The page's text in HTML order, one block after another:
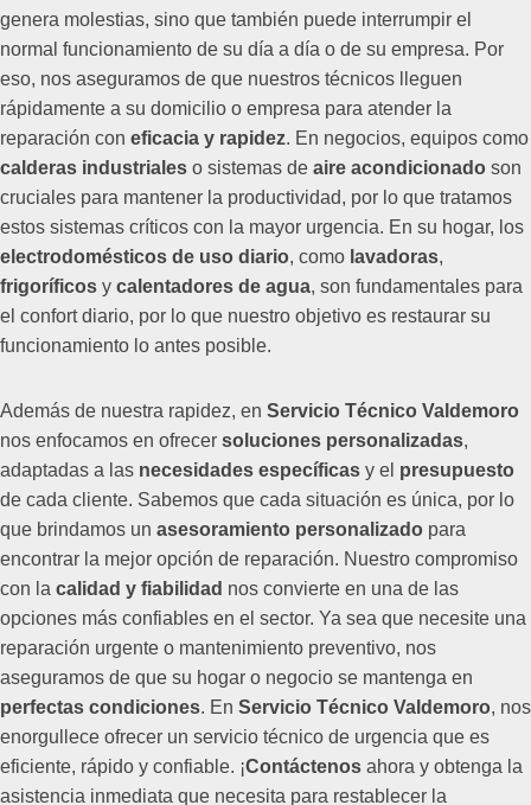
genera molestias, sino que también puede interrumpir el
normal funcionamiento de su día a día o de su empresa. Por
eso, nos aseguramos de que nuestros técnicos lleguen
rápidamente a su domicilio o empresa para atender la
reparación con eficacia y rapidez. En negocios, equipos como
calderas industriales o sistemas de aire acondicionado son
cruciales para mantener la productividad, por lo que tratamos
estos sistemas críticos con la mayor urgencia. En su hogar, los
electrodomésticos de uso diario, como lavadoras,
frigoríficos y calentadores de agua, son fundamentales para
el confort diario, por lo que nuestro objetivo es restaurar su
funcionamiento lo antes posible.
Además de nuestra rapidez, en Servicio Técnico Valdemoro
nos enfocamos en ofrecer soluciones personalizadas,
adaptadas a las necesidades específicas y el presupuesto
de cada cliente. Sabemos que cada situación es única, por lo
que brindamos un asesoramiento personalizado para
encontrar la mejor opción de reparación. Nuestro compromiso
con la calidad y fiabilidad nos convierte en una de las
opciones más confiables en el sector. Ya sea que necesite una
reparación urgente o mantenimiento preventivo, nos
aseguramos de que su hogar o negocio se mantenga en
perfectas condiciones. En Servicio Técnico Valdemoro, nos
enorgullece ofrecer un servicio técnico de urgencia que es
eficiente, rápido y confiable. ¡Contáctenos ahora y obtenga la
asistencia inmediata que necesita para restablecer la